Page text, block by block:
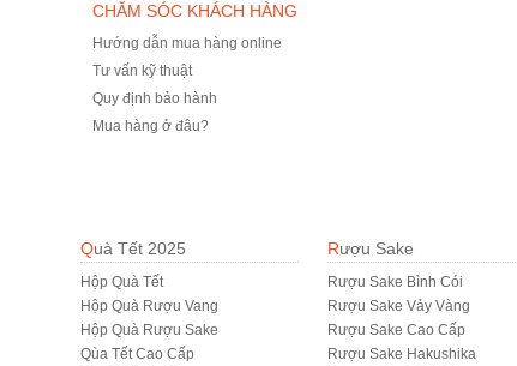
CHĂM SÓC KHÁCH HÀNG
Hướng dẫn mua hàng online
Tư vấn kỹ thuật
Quy định bảo hành
Mua hàng ở đâu?
Quà Tết 2025
Hộp Quà Tết
Hộp Quà Rượu Vang
Hộp Quà Rượu Sake
Qùa Tết Cao Cấp
Rượu Sake
Rượu Sake Bình Cói
Rượu Sake Vảy Vàng
Rượu Sake Cao Cấp
Rượu Sake Hakushika